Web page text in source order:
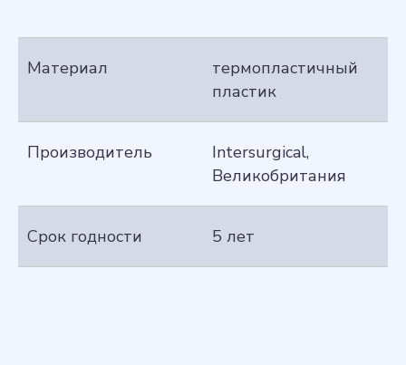
Материал
термопластичный
пластик
Производитель
Intersurgical,
Великобритания
Срок годности 5 лет